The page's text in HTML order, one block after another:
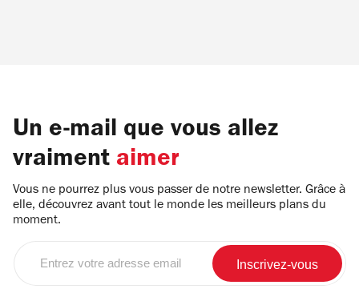
Un e-mail que vous allez
vraiment aimer
Vous ne pourrez plus vous passer de notre newsletter. Grâce à
elle, découvrez avant tout le monde les meilleurs plans du
moment.